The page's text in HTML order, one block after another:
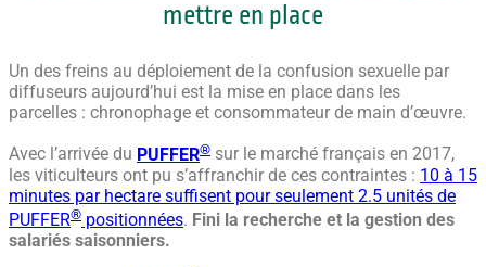
mettre en place
Un des freins au déploiement de la confusion sexuelle par
diffuseurs aujourd’hui est la mise en place dans les
parcelles : chronophage et consommateur de main d’œuvre.
Avec l’arrivée du PUFFER® sur le marché français en 2017,
les viticulteurs ont pu s’affranchir de ces contraintes : 10 à 15
minutes par hectare suffisent pour seulement 2.5 unités de
PUFFER® positionnées. Fini la recherche et la gestion des
salariés saisonniers.